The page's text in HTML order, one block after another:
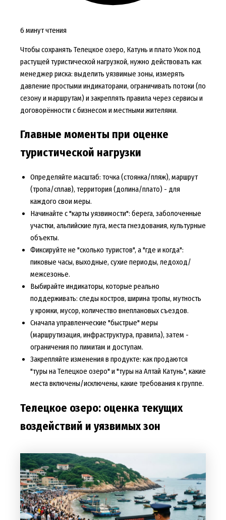
6 минут чтения
Чтобы сохранять Телецкое озеро, Катунь и плато Укок под
растущей туристической нагрузкой, нужно действовать как
менеджер риска: выделить уязвимые зоны, измерять
давление простыми индикаторами, ограничивать потоки (по
сезону и маршрутам) и закреплять правила через сервисы и
договорённости с бизнесом и местными жителями.
Главные моменты при оценке
туристической нагрузки
Определяйте масштаб: точка (стоянка/пляж), маршрут
(тропа/сплав), территория (долина/плато) - для
каждого свои меры.
Начинайте с "карты уязвимости": берега, заболоченные
участки, альпийские луга, места гнездования, культурные
объекты.
Фиксируйте не "сколько туристов", а "где и когда":
пиковые часы, выходные, сухие периоды, ледоход/
межсезонье.
Выбирайте индикаторы, которые реально
поддерживать: следы костров, ширина тропы, мутность
у кромки, мусор, количество внеплановых съездов.
Сначала управленческие "быстрые" меры
(маршрутизация, инфраструктура, правила), затем -
ограничения по лимитам и доступам.
Закрепляйте изменения в продукте: как продаются
"туры на Телецкое озеро" и "туры на Алтай Катунь", какие
места включены/исключены, какие требования к группе.
Телецкое озеро: оценка текущих
воздействий и уязвимых зон